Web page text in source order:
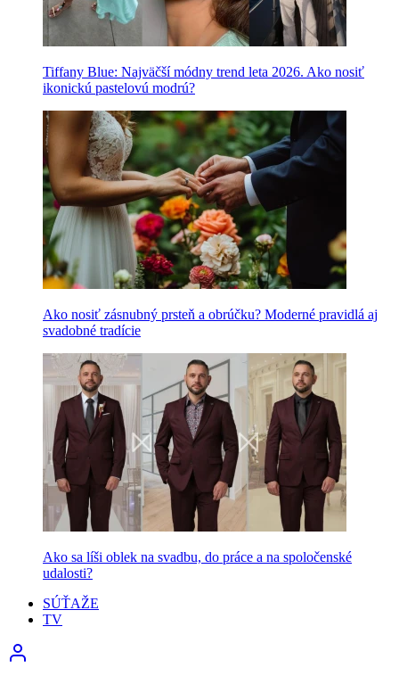
Tiffany Blue: Najväčší módny trend leta 2026. Ako nosiť
ikonickú pastelovú modrú?
Ako nosiť zásnubný prsteň a obrúčku? Moderné pravidlá aj
svadobné tradície
Ako sa líši oblek na svadbu, do práce a na spoločenské
udalosti?
SÚŤAŽE
TV